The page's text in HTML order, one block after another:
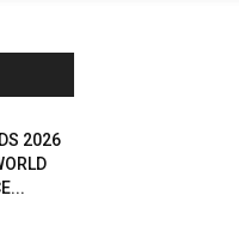
2026